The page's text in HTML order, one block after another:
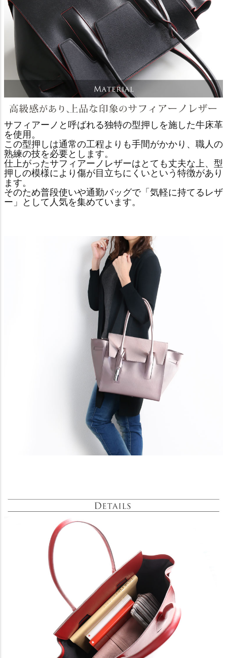
サフィアーノと呼ばれる独特の型押しを施した牛床革
を使用。
この型押しは通常の工程よりも手間がかかり、職人の
熟練の技を必要とします。
仕上がったサフィアーノレザーはとても丈夫な上、型
押しの模様により傷が目立ちにくいという特徴があり
ます。
そのため普段使いや通勤バッグで「気軽に持てるレザ
ー」として人気を集めています。